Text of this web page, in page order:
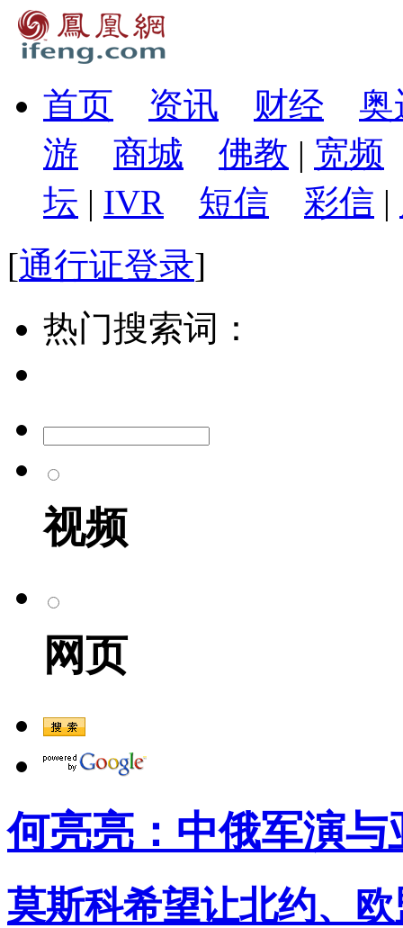
首页 资讯 财经
奥
游
商城 佛教 | 宽频
坛 | IVR 短信 彩信 |
[通行证登录]
热门搜索词：
视频
网页
何亮亮：中俄军演与
莫斯科希望让北约、